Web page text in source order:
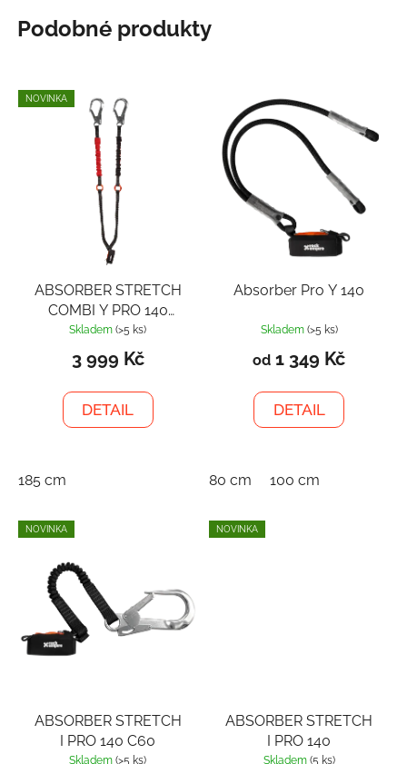
Podobné produkty
NOVINKA
ABSORBER STRETCH
COMBI Y PRO 140
C60
Skladem(>5 ks)
3 999 Kč
DETAIL
185 cm
Absorber Pro Y 140
Skladem (>5 ks)
od 1 349 Kč
DETAIL
80 cm 100 cm
NOVINKA
ABSORBER STRETCH
I PRO 140 C60
Skladem(>5 ks)
NOVINKA
ABSORBER STRETCH
I PRO 140
Skladem (5 ks)